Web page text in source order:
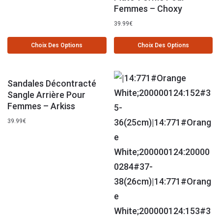
Choix Des Options
Femmes – Choxy
39.99€
Choix Des Options
Sandales Décontracté
Sangle Arrière Pour
Femmes – Arkiss
39.99€